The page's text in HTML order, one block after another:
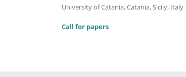
University of Catania, Catania, Sicily, Italy
Call for papers